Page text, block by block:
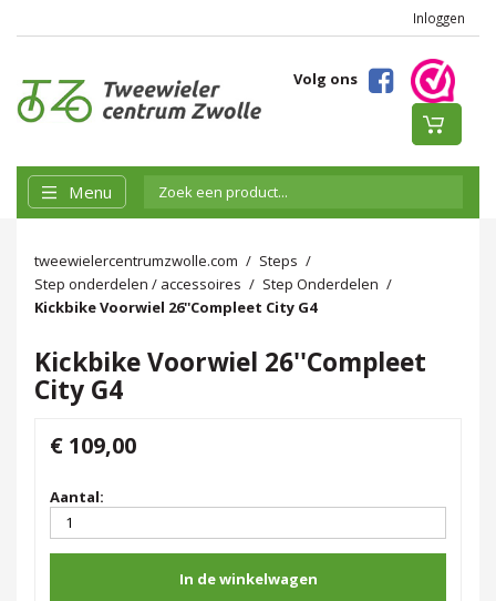
Inloggen
Volg ons
Menu
tweewielercentrumzwolle.com
Steps
Step onderdelen / accessoires
Step Onderdelen
Kickbike Voorwiel 26''Compleet City G4
Kickbike Voorwiel 26''Compleet
City G4
€ 109,00
Aantal:
In de winkelwagen